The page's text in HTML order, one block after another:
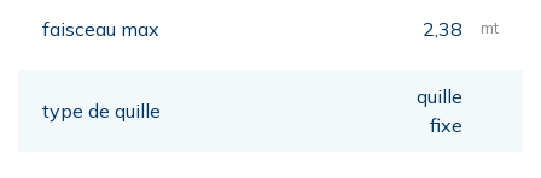
faisceau max 2,38 mt
type de quille
quille
fixe